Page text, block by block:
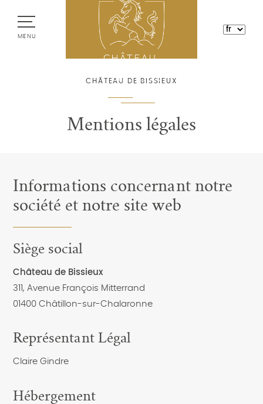
MENU
CHÂTEAU DE BISSIEUX
Mentions légales
Informations concernant notre
société et notre site web
Siège social
Château de Bissieux
311, Avenue François Mitterrand
01400 Châtillon-sur-Chalaronne
Représentant Légal
Claire Gindre
Hébergement